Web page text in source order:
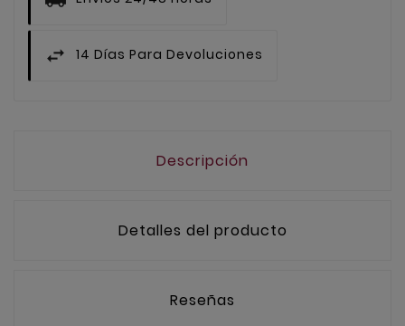
14 Días Para Devoluciones
Descripción
Detalles del producto
Reseñas